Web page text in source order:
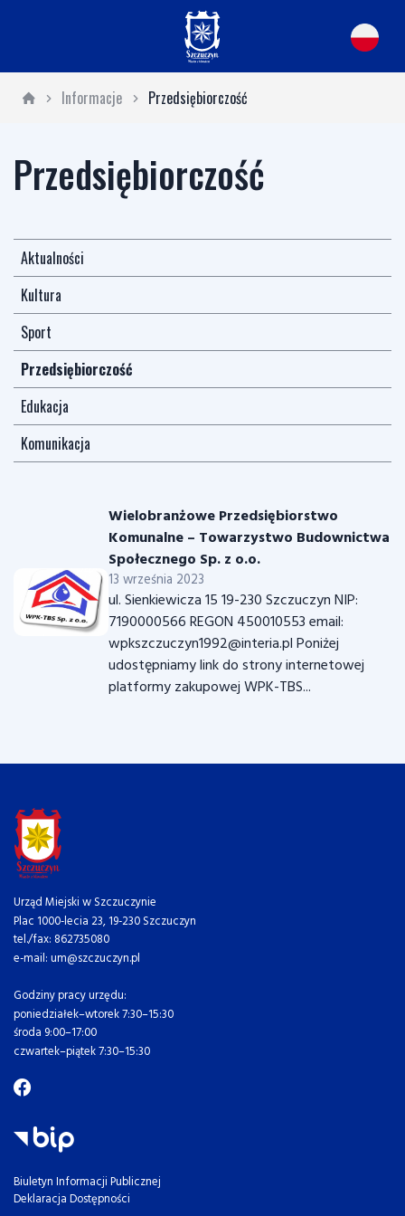
Informacje Przedsiębiorczość
Przedsiębiorczość
Aktualności
Kultura
Sport
Przedsiębiorczość
Edukacja
Komunikacja
Wielobranżowe Przedsiębiorstwo
Komunalne – Towarzystwo Budownictwa
Społecznego Sp. z o.o.
13 września 2023
ul. Sienkiewicza 15 19-230 Szczuczyn NIP:
7190000566 REGON 450010553 email:
wpkszczuczyn1992@interia.pl Poniżej
udostępniamy link do strony internetowej
platformy zakupowej WPK-TBS...
Urząd Miejski w Szczuczynie
Plac 1000-lecia 23, 19-230 Szczuczyn
tel./fax: 862735080
e-mail: um@szczuczyn.pl
Godziny pracy urzędu:
poniedziałek–wtorek 7:30–15:30
środa 9:00–17:00
czwartek–piątek 7:30–15:30
Biuletyn Informacji Publicznej
Deklaracja Dostępności